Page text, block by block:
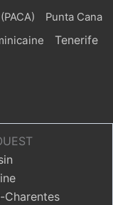
Punta Cana
Tenerife
Charentes